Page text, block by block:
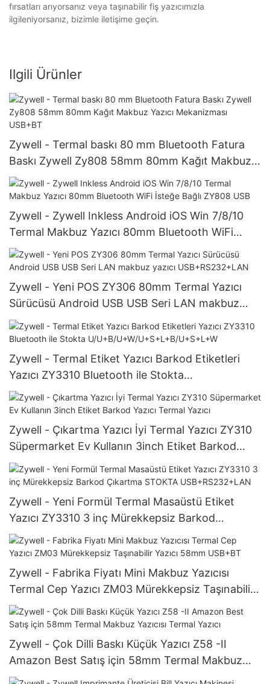
fırsatları arıyorsanız veya taşınabilir fiş yazıcımızla
ilgileniyorsanız, bizimle iletişime geçin.
Ilgili Ürünler
Zywell - Termal baskı 80 mm Bluetooth Fatura
Baskı Zywell Zy808 58mm 80mm Kağıt Makbuz
Yazıcı Mekanizması USB+BT
Zywell - Zywell Inkless Android iOS Win 7/8/10
Termal Makbuz Yazıcı 80mm Bluetooth WiFi
İsteğe Bağlı ZY808 USB
Zywell - Yeni POS ZY306 80mm Termal Yazıcı
Sürücüsü Android USB USB Seri LAN makbuz
yazıcı USB+RS232+LAN
Zywell - Termal Etiket Yazıcı Barkod Etiketleri
Yazıcı ZY3310 Bluetooth ile Stokta
U/U+B/U+W/U+S+L+B/U+S+L+W
Zywell - Çıkartma Yazıcı İyi Termal Yazıcı ZY310
Süpermarket Ev Kullanın 3inch Etiket Barkod
Yazıcı Termal Yazıcı
Zywell - Yeni Formül Termal Masaüstü Etiket
Yazıcı ZY3310 3 inç Mürekkepsiz Barkod
Çıkartma STOKTA USB+RS232+LAN
Zywell - Fabrika Fiyatı Mini Makbuz Yazıcısı
Termal Cep Yazıcı ZM03 Mürekkepsiz Taşınabilir
Yazıcı 58mm USB+BT
Zywell - Çok Dilli Baskı Küçük Yazıcı Z58 -II
Amazon Best Satış için 58mm Termal Makbuz
Yazıcısı Termal Yazıcı